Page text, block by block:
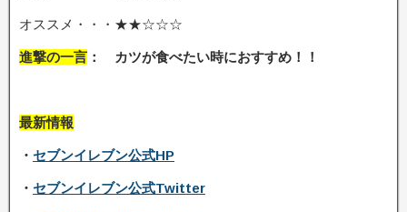
オススメ・・・★★☆☆☆
進撃の一言 ： カツが食べたい時におすすめ ！！
最新情報
・ セブンイレブン公式HP
・ セブンイレブン公式Twitter